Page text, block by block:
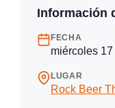
Información
FECHA
miércoles
LUGAR
Rock Beer